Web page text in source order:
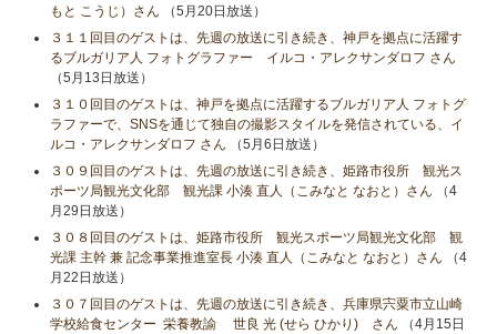
もと こうじ）さん （5月20日放送）
３１１回目のゲストは、先週の放送に引き続き、神戸を拠点に活躍す
るブルガリア人 フォトグラファー イルコ・アレクサンダロフ さん
（5月13日放送）
３１０回目のゲストは、神戸を拠点に活躍するブルガリア人 フォトグ
ラファーで、SNSを通じて独自の撮影スタイルを発信されている、イ
ルコ・アレクサンダロフ さん （5月6日放送）
３０９回目のゲストは、先週の放送に引き続き、姫路市役所 観光ス
ポーツ局観光文化部 観光課 小湊 直人（こみなと なおと）さん （4
月29日放送）
３０８回目のゲストは、姫路市役所 観光スポーツ局観光文化部 観
光課 主幹 兼 記念事業推進室長 小湊 直人（こみなと なおと）さん （4
月22日放送）
３０７回目のゲストは、先週の放送に引き続き、兵庫県宍粟市立山崎
学校給食センター 栄養教諭 世良 光 (せら ひかり) さん （4月15日